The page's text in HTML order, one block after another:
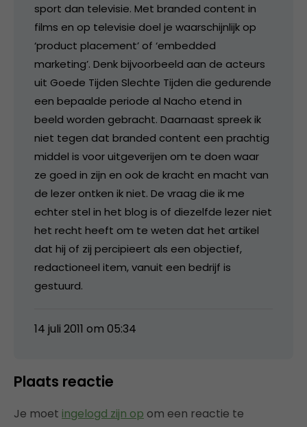
sport dan televisie. Met branded content in
films en op televisie doel je waarschijnlijk op
‘product placement’ of ‘embedded
marketing’. Denk bijvoorbeeld aan de acteurs
uit Goede Tijden Slechte Tijden die gedurende
een bepaalde periode al Nacho etend in
beeld worden gebracht. Daarnaast spreek ik
niet tegen dat branded content een prachtig
middel is voor uitgeverijen om te doen waar
ze goed in zijn en ook de kracht en macht van
de lezer ontken ik niet. De vraag die ik me
echter stel in het blog is of diezelfde lezer niet
het recht heeft om te weten dat het artikel
dat hij of zij percipieert als een objectief,
redactioneel item, vanuit een bedrijf is
gestuurd.
14 juli 2011 om 05:34
Plaats reactie
Je moet ingelogd zijn op om een reactie te